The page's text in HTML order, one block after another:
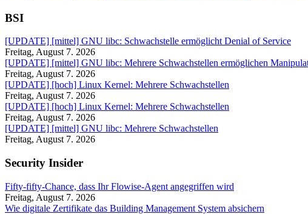
BSI
[UPDATE] [mittel] GNU libc: Schwachstelle ermöglicht Denial of Service
Freitag, August 7. 2026
[UPDATE] [mittel] GNU libc: Mehrere Schwachstellen ermöglichen
Freitag, August 7. 2026
[UPDATE] [hoch] Linux Kernel: Mehrere Schwachstellen
Freitag, August 7. 2026
[UPDATE] [hoch] Linux Kernel: Mehrere Schwachstellen
Freitag, August 7. 2026
[UPDATE] [mittel] GNU libc: Mehrere Schwachstellen
Freitag, August 7. 2026
Security Insider
Fifty-fifty-Chance, dass Ihr Flowise-Agent angegriffen wird
Freitag, August 7. 2026
Wie digitale Zertifikate das Building Management System absichern